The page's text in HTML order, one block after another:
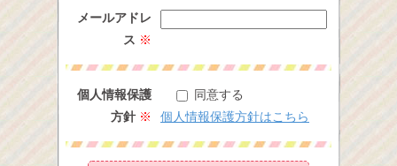
メールアドレ
ス ※
個人情報保護
方針 ※
同意する
個人情報保護方針はこちら